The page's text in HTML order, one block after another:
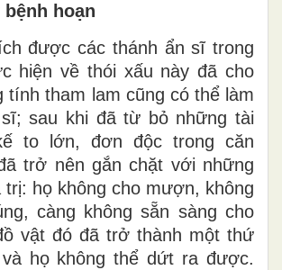
hoạn
được các thánh ẩn sĩ trong
hiện về thói xấu này đã cho
tính tham lam cũng có thể làm
sau khi đã từ bỏ những tài
to lớn, đơn độc trong căn
trở nên gắn chặt với những
trị: họ không cho mượn, không
càng không sẵn sàng cho
vật đó đã trở thành một thứ
họ không thể dứt ra được.